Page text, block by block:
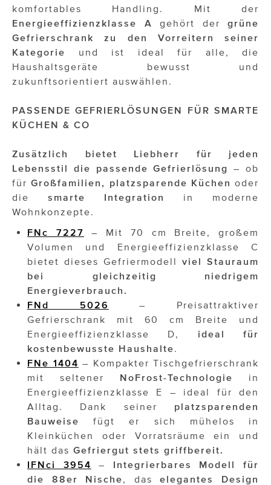
komfortables Handling. Mit der
Energieeffizienzklasse A gehört der grüne
Gefrierschrank zu den Vorreitern seiner
Kategorie und ist ideal für alle, die
Haushaltsgeräte bewusst und
zukunftsorientiert auswählen.
PASSENDE GEFRIERLÖSUNGEN FÜR SMARTE
KÜCHEN & CO
Zusätzlich bietet Liebherr für jeden
Lebensstil die passende Gefrierlösung– ob
fürGroßfamilien, platzsparende Küchen oder
die smarte Integration
in moderne
Wohnkonzepte.
FNc 7227 – Mit 70 cm Breite, großem
Volumen und Energieeffizienzklasse C
bietet dieses Gefriermodell viel Stauraum
bei gleichzeitig niedrigem
Energieverbrauch.
FNd 5026
– Preisattraktiver
Gefrierschrank mit 60 cm Breite und
Energieeffizienzklasse D, ideal für
kostenbewusste Haushalte.
FNe 1404 – Kompakter Tischgefrierschrank
mit seltener NoFrost-Technologie
in
Energieeffizienzklasse E – ideal für den
Alltag. Dank seiner platzsparenden
Bauweise
fügt er sich mühelos in
Kleinküchen oder Vorratsräume ein und
hält das Gefriergut stets griffbereit.
IFNci 3954 – Integrierbares Modell für
die 88er Nische, daselegantes Design